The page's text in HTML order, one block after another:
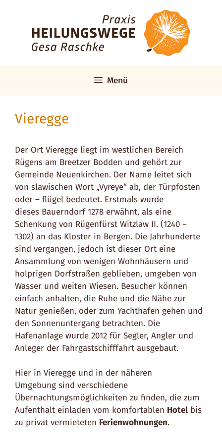
springen
Menü
Vieregge
Der Ort Vieregge liegt im westlichen Bereich
Rügens am Breetzer Bodden und gehört zur
Gemeinde Neuenkirchen. Der Name leitet sich
von slawischen Wort „Vyreye“ ab, der Türpfosten
oder – flügel bedeutet. Erstmals wurde
dieses Bauerndorf 1278 erwähnt, als eine
Schenkung von Rügenfürst Witzlaw II. (1240 –
1302) an das Kloster in Bergen. Die Jahrhunderte
sind vergangen, jedoch ist dieser Ort eine
Ansammlung von wenigen Wohnhäusern und
holprigen Dorfstraßen geblieben, umgeben von
Wasser und weiten Wiesen. Besucher können
einfach anhalten, die Ruhe und die Nähe zur
Natur genießen, oder zum Yachthafen gehen und
den Sonnenuntergang betrachten. Die
Hafenanlage wurde 2012 für Segler, Angler und
Anleger der Fahrgastschifffahrt ausgebaut.
Hier in Vieregge und in der näheren
Umgebung sind verschiedene
Übernachtungsmöglichkeiten zu finden, die zum
Aufenthalt einladen vom komfortablen Hotel bis
zu privat vermieteten Ferienwohnungen.